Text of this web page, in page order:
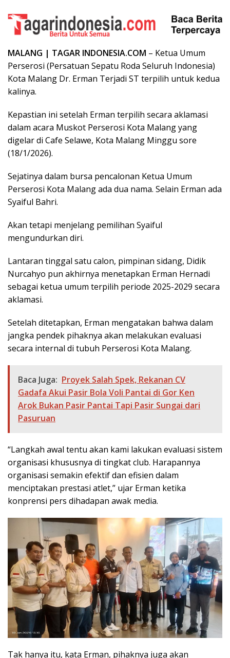
MALANG | TAGAR INDONESIA.COM – Ketua Umum
Perserosi (Persatuan Sepatu Roda Seluruh Indonesia)
Kota Malang Dr. Erman Terjadi ST terpilih untuk kedua
kalinya.
Kepastian ini setelah Erman terpilih secara aklamasi
dalam acara Muskot Perserosi Kota Malang yang
digelar di Cafe Selawe, Kota Malang Minggu sore
(18/1/2026).
Sejatinya dalam bursa pencalonan Ketua Umum
Perserosi Kota Malang ada dua nama. Selain Erman ada
Syaiful Bahri.
Akan tetapi menjelang pemilihan Syaiful
mengundurkan diri.
Lantaran tinggal satu calon, pimpinan sidang, Didik
Nurcahyo pun akhirnya menetapkan Erman Hernadi
sebagai ketua umum terpilih periode 2025-2029 secara
aklamasi.
Setelah ditetapkan, Erman mengatakan bahwa dalam
jangka pendek pihaknya akan melakukan evaluasi
secara internal di tubuh Perserosi Kota Malang.
Baca Juga: Proyek Salah Spek, Rekanan CV
Gadafa Akui Pasir Bola Voli Pantai di Gor Ken
Arok Bukan Pasir Pantai Tapi Pasir Sungai dari
Pasuruan
“Langkah awal tentu akan kami lakukan evaluasi sistem
organisasi khususnya di tingkat club. Harapannya
organisasi semakin efektif dan efisien dalam
menciptakan prestasi atlet,” ujar Erman ketika
konprensi pers dihadapan awak media.
Tak hanya itu, kata Erman, pihaknya juga akan